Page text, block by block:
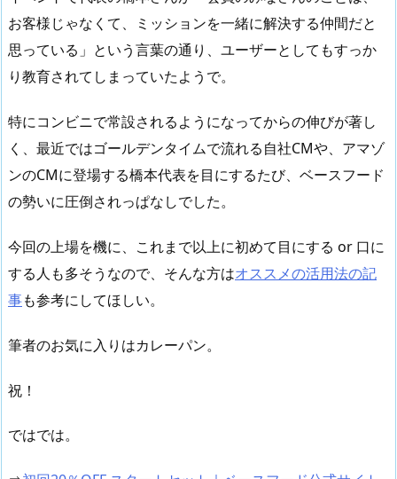
お客様じゃなくて、ミッションを一緒に解決する仲間だと
思っている」という言葉の通り、ユーザーとしてもすっか
り教育されてしまっていたようで。
特にコンビニで常設されるようになってからの伸びが著し
く、最近ではゴールデンタイムで流れる自社CMや、アマゾ
ンのCMに登場する橋本代表を目にするたび、ベースフード
の勢いに圧倒されっぱなしでした。
今回の上場を機に、これまで以上に初めて目にする or 口に
する人も多そうなので、そんな方はオススメの活用法の記
事も参考にしてほしい。
筆者のお気に入りはカレーパン。
祝！
ではでは。